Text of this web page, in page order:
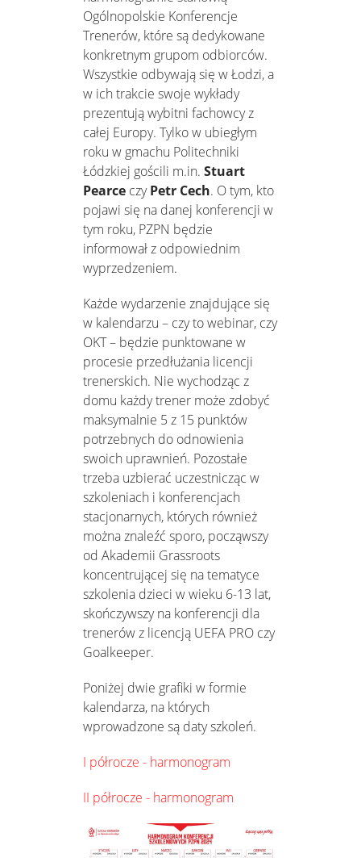
Ogólnopolskie Konferencje
Trenerów, które są dedykowane
konkretnym grupom odbiorców.
Wszystkie odbywają się w Łodzi, a
w ich trakcie swoje wykłady
prezentują wybitni fachowcy z
całej Europy. Tylko w ubiegłym
roku w gmachu Politechniki
Łódzkiej gościli m.in. Stuart
Pearce czyPetr Cech. O tym, kto
pojawi się na danej konferencji w
tym roku, PZPN będzie
informował z odpowiednim
wyprzedzeniem.
Każde wydarzenie znajdujące się
w kalendarzu – czy to webinar, czy
OKT – będzie punktowane w
procesie przedłużania licencji
trenerskich. Nie wychodząc z
domu każdy trener może zdobyć
maksymalnie 5 z 15 punktów
potrzebnych do odnowienia
swoich uprawnień. Pozostałe
trzeba uzbierać uczestnicząc w
szkoleniach i konferencjach
stacjonarnych, których również
można znaleźć sporo, począwszy
od Akademii Grassroots
koncentrującej się na tematyce
szkolenia dzieci w wieku 6-13 lat,
skończywszy na konferencji dla
trenerów z licencją UEFA PRO czy
Goalkeeper.
Poniżej dwie grafiki w formie
kalendarza, na których
wprowadzone są daty szkoleń.
I półrocze - harmonogram
II półrocze - harmonogram